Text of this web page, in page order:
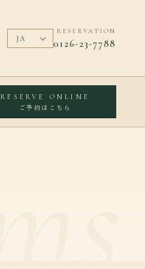
RESERVATION
0126-23-7788
RESERVE ONLINE
ご予約はこちら